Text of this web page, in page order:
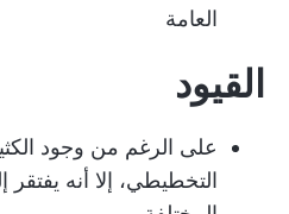
العامة
القيود
على الرغم من وجود
التخطيطي، إلا أنه يفتقر